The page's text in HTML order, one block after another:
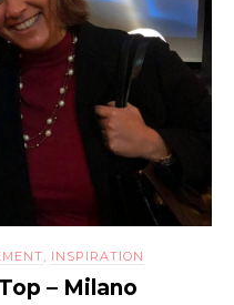
INSPIRATION
– Milano